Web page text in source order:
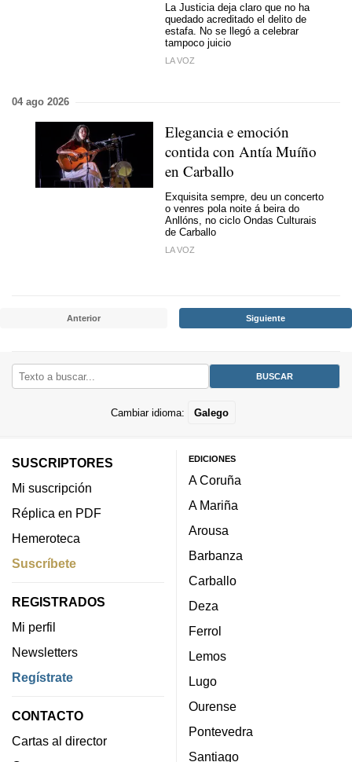
La Justicia deja claro que no ha
quedado acreditado el delito de
estafa. No se llegó a celebrar
tampoco juicio
LA VOZ
04 ago 2026
Elegancia e emoción
contida con Antía Muíño
en Carballo
Exquisita sempre, deu un concerto
o venres pola noite á beira do
Anllóns, no ciclo Ondas Culturais
de Carballo
LA VOZ
Anterior Siguiente
Cambiar idioma: Galego
SUSCRIPTORES
Mi suscripción
Réplica en PDF
Hemeroteca
Suscríbete
REGISTRADOS
Mi perfil
Newsletters
Regístrate
CONTACTO
Cartas al director
EDICIONES
A Coruña
A Mariña
Arousa
Barbanza
Carballo
Deza
Ferrol
Lemos
Lugo
Ourense
Pontevedra
Santiago